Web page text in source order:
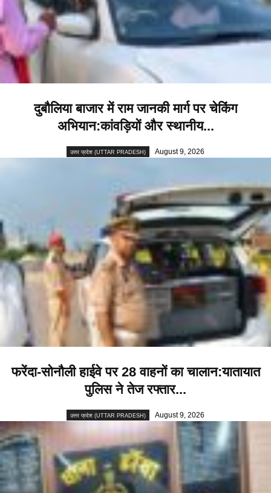
दुबौलिया बाजार में राम जानकी मार्ग पर चेकिंग
अभियान:कांवड़ियों और स्थानीय...
उत्तर प्रदेश (UTTAR PRADESH) August 9, 2026
फरेंदा-सोनौली हाईवे पर 28 वाहनों का चालान:यातायात
पुलिस ने तेज रफ्तार...
उत्तर प्रदेश (UTTAR PRADESH) August 9, 2026